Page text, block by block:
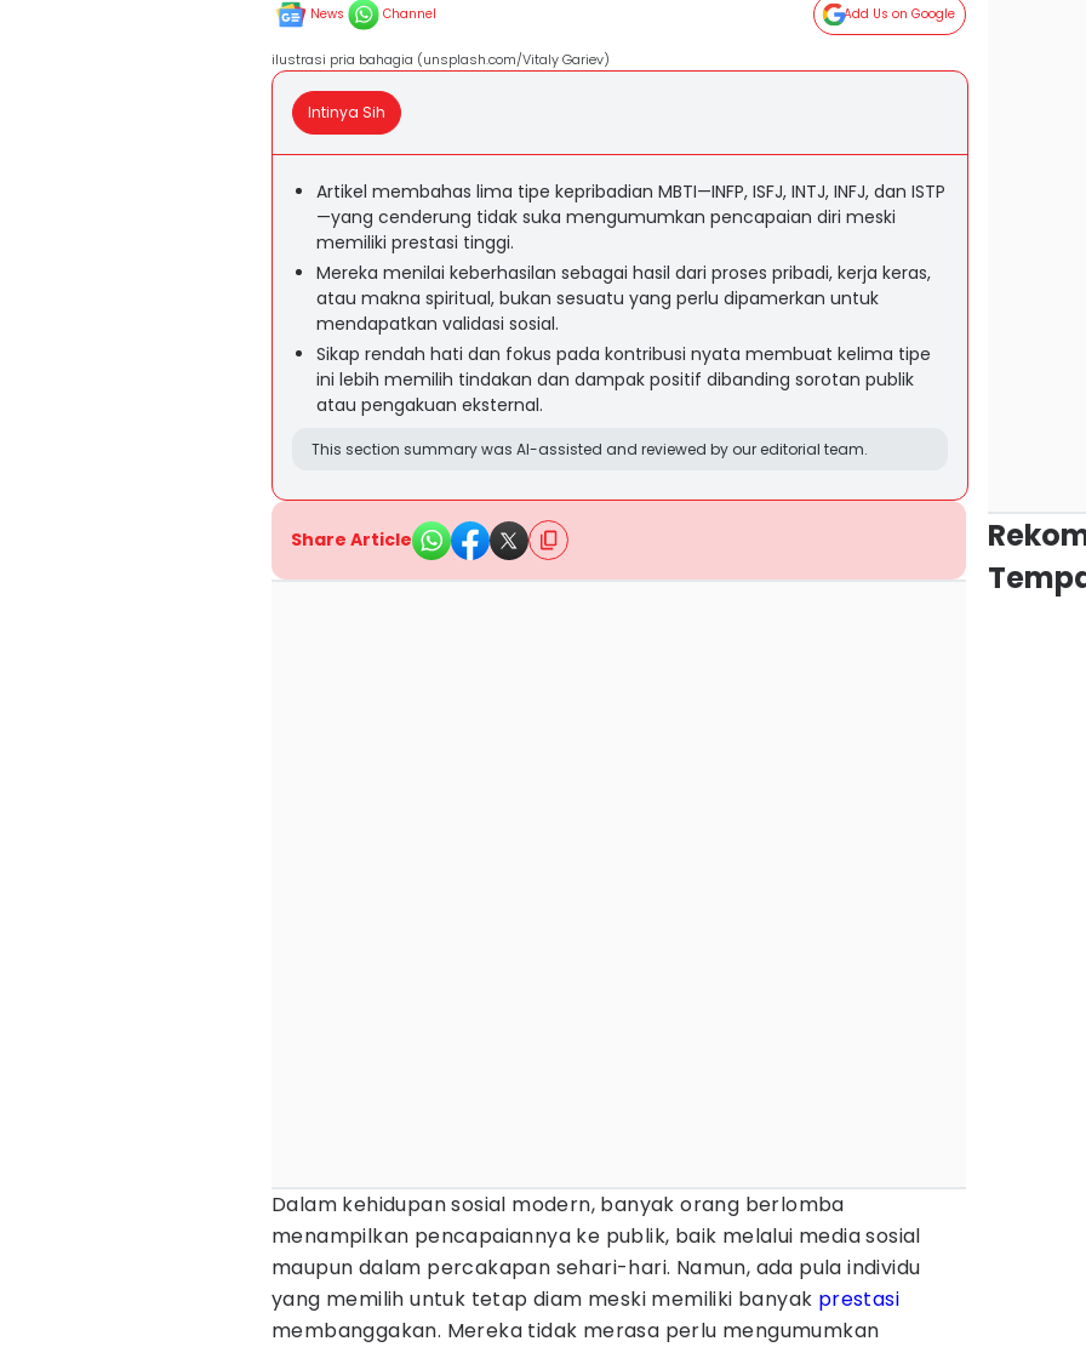
News Channel Add Us on Google
ilustrasi pria bahagia (unsplash.com/Vitaly Gariev)
Intinya Sih
Artikel membahas lima tipe kepribadian MBTI—INFP, ISFJ, INTJ, INFJ, dan ISTP
—yang cenderung tidak suka mengumumkan pencapaian diri meski
memiliki prestasi tinggi.
Mereka menilai keberhasilan sebagai hasil dari proses pribadi, kerja keras,
atau makna spiritual, bukan sesuatu yang perlu dipamerkan untuk
mendapatkan validasi sosial.
Sikap rendah hati dan fokus pada kontribusi nyata membuat kelima tipe
ini lebih memilih tindakan dan dampak positif dibanding sorotan publik
atau pengakuan eksternal.
This section summary was AI-assisted and reviewed by our editorial team.
Share Article
Dalam kehidupan sosial modern, banyak orang berlomba
menampilkan pencapaiannya ke publik, baik melalui media sosial
maupun dalam percakapan sehari-hari. Namun, ada pula individu
yang memilih untuk tetap diam meski memiliki banyak prestasi
membanggakan. Mereka tidak merasa perlu mengumumkan